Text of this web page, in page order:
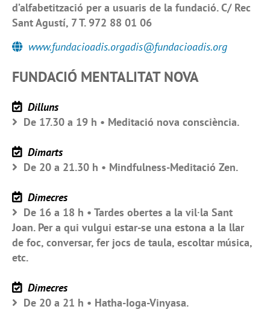
d’alfabetització per a usuaris de la fundació. C/ Rec
Sant Agustí, 7 T. 972 88 01 06
www.fundacioadis.orgadis@fundacioadis.org
FUNDACIÓ MENTALITAT NOVA
Dilluns
De 17.30 a 19 h • Meditació nova consciència.
Dimarts
De 20 a 21.30 h • Mindfulness-Meditació Zen.
Dimecres
De 16 a 18 h • Tardes obertes a la vil·la Sant
Joan. Per a qui vulgui estar-se una estona a la llar
de foc, conversar, fer jocs de taula, escoltar música,
etc.
Dimecres
De 20 a 21 h • Hatha-Ioga-Vinyasa.